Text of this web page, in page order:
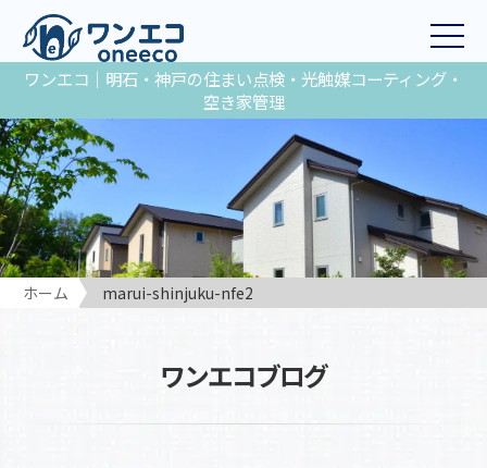
ワンエコ｜明石・神戸の住まい点検・光触媒コーティング・
空き家管理
ホーム marui-shinjuku-nfe2
ワンエコブログ